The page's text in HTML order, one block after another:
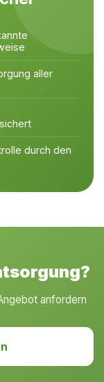
aller
durch den
anfordern